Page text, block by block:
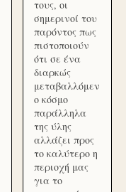
τους, οι
σημερινοί του
παρόντος πως
πιστοποιούν
ότι σε ένα
διαρκώς
μεταβαλλόμεν
ο κόσμο
παράλληλα
της ύλης
αλλάζει προς
το καλύτερο η
περιοχή μας
για το